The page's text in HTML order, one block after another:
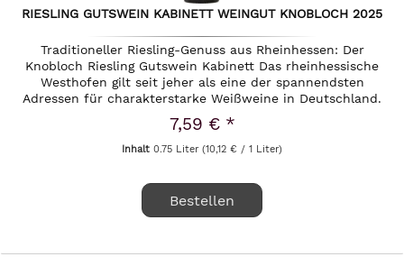
RIESLING GUTSWEIN KABINETT WEINGUT KNOBLOCH 2025
Traditioneller Riesling-Genuss aus Rheinhessen: Der
Knobloch Riesling Gutswein Kabinett Das rheinhessische
Westhofen gilt seit jeher als eine der spannendsten
Adressen für charakterstarke Weißweine in Deutschland.
Hier, im Herzen des...
7,59 € *
Inhalt0.75 Liter(10,12 € / 1 Liter)
Bestellen